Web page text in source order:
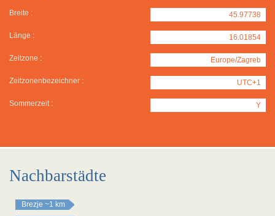
Breite : 45.97738
Länge : 16.01854
Zeitzone : Europe/Zagreb
Zeitzonenbezeichner : UTC+1
Sommerzeit : Y
Nachbarstädte
Brezje ~1 km